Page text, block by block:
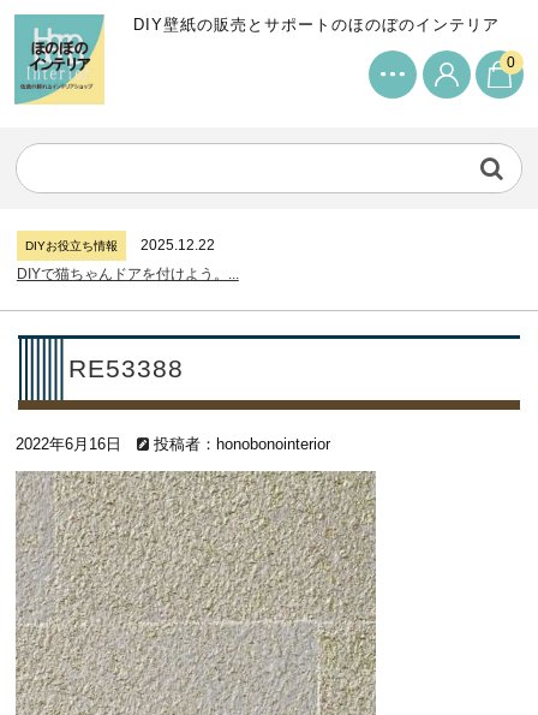
DIY壁紙の販売とサポートのほのぼのインテリア
0
サンゲツリザーブの壁紙について...
DIYお役立ち情報
2026.7.31
DIYお役立ち情報
2025.12.22
DIYで猫ちゃんドアを付けよう。...
DIYお役立ち情報
2026.7.31
2025.12.22
DIYで猫ちゃんドアを付けよう。...
DIYお役立ち情報
2024.7.11
サンゲツリザーブの壁紙について...
RE53388
2022年6月16日 投稿者：honobonointerior